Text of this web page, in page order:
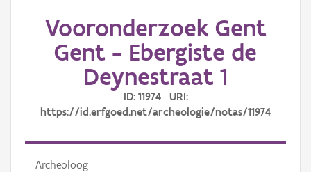
AanmeldenVooronderzoek Gent
Gent - Ebergiste de
Deynestraat 1
ID: 11974 URI:
https://id.erfgoed.net/archeologie/notas/11974
Archeoloog